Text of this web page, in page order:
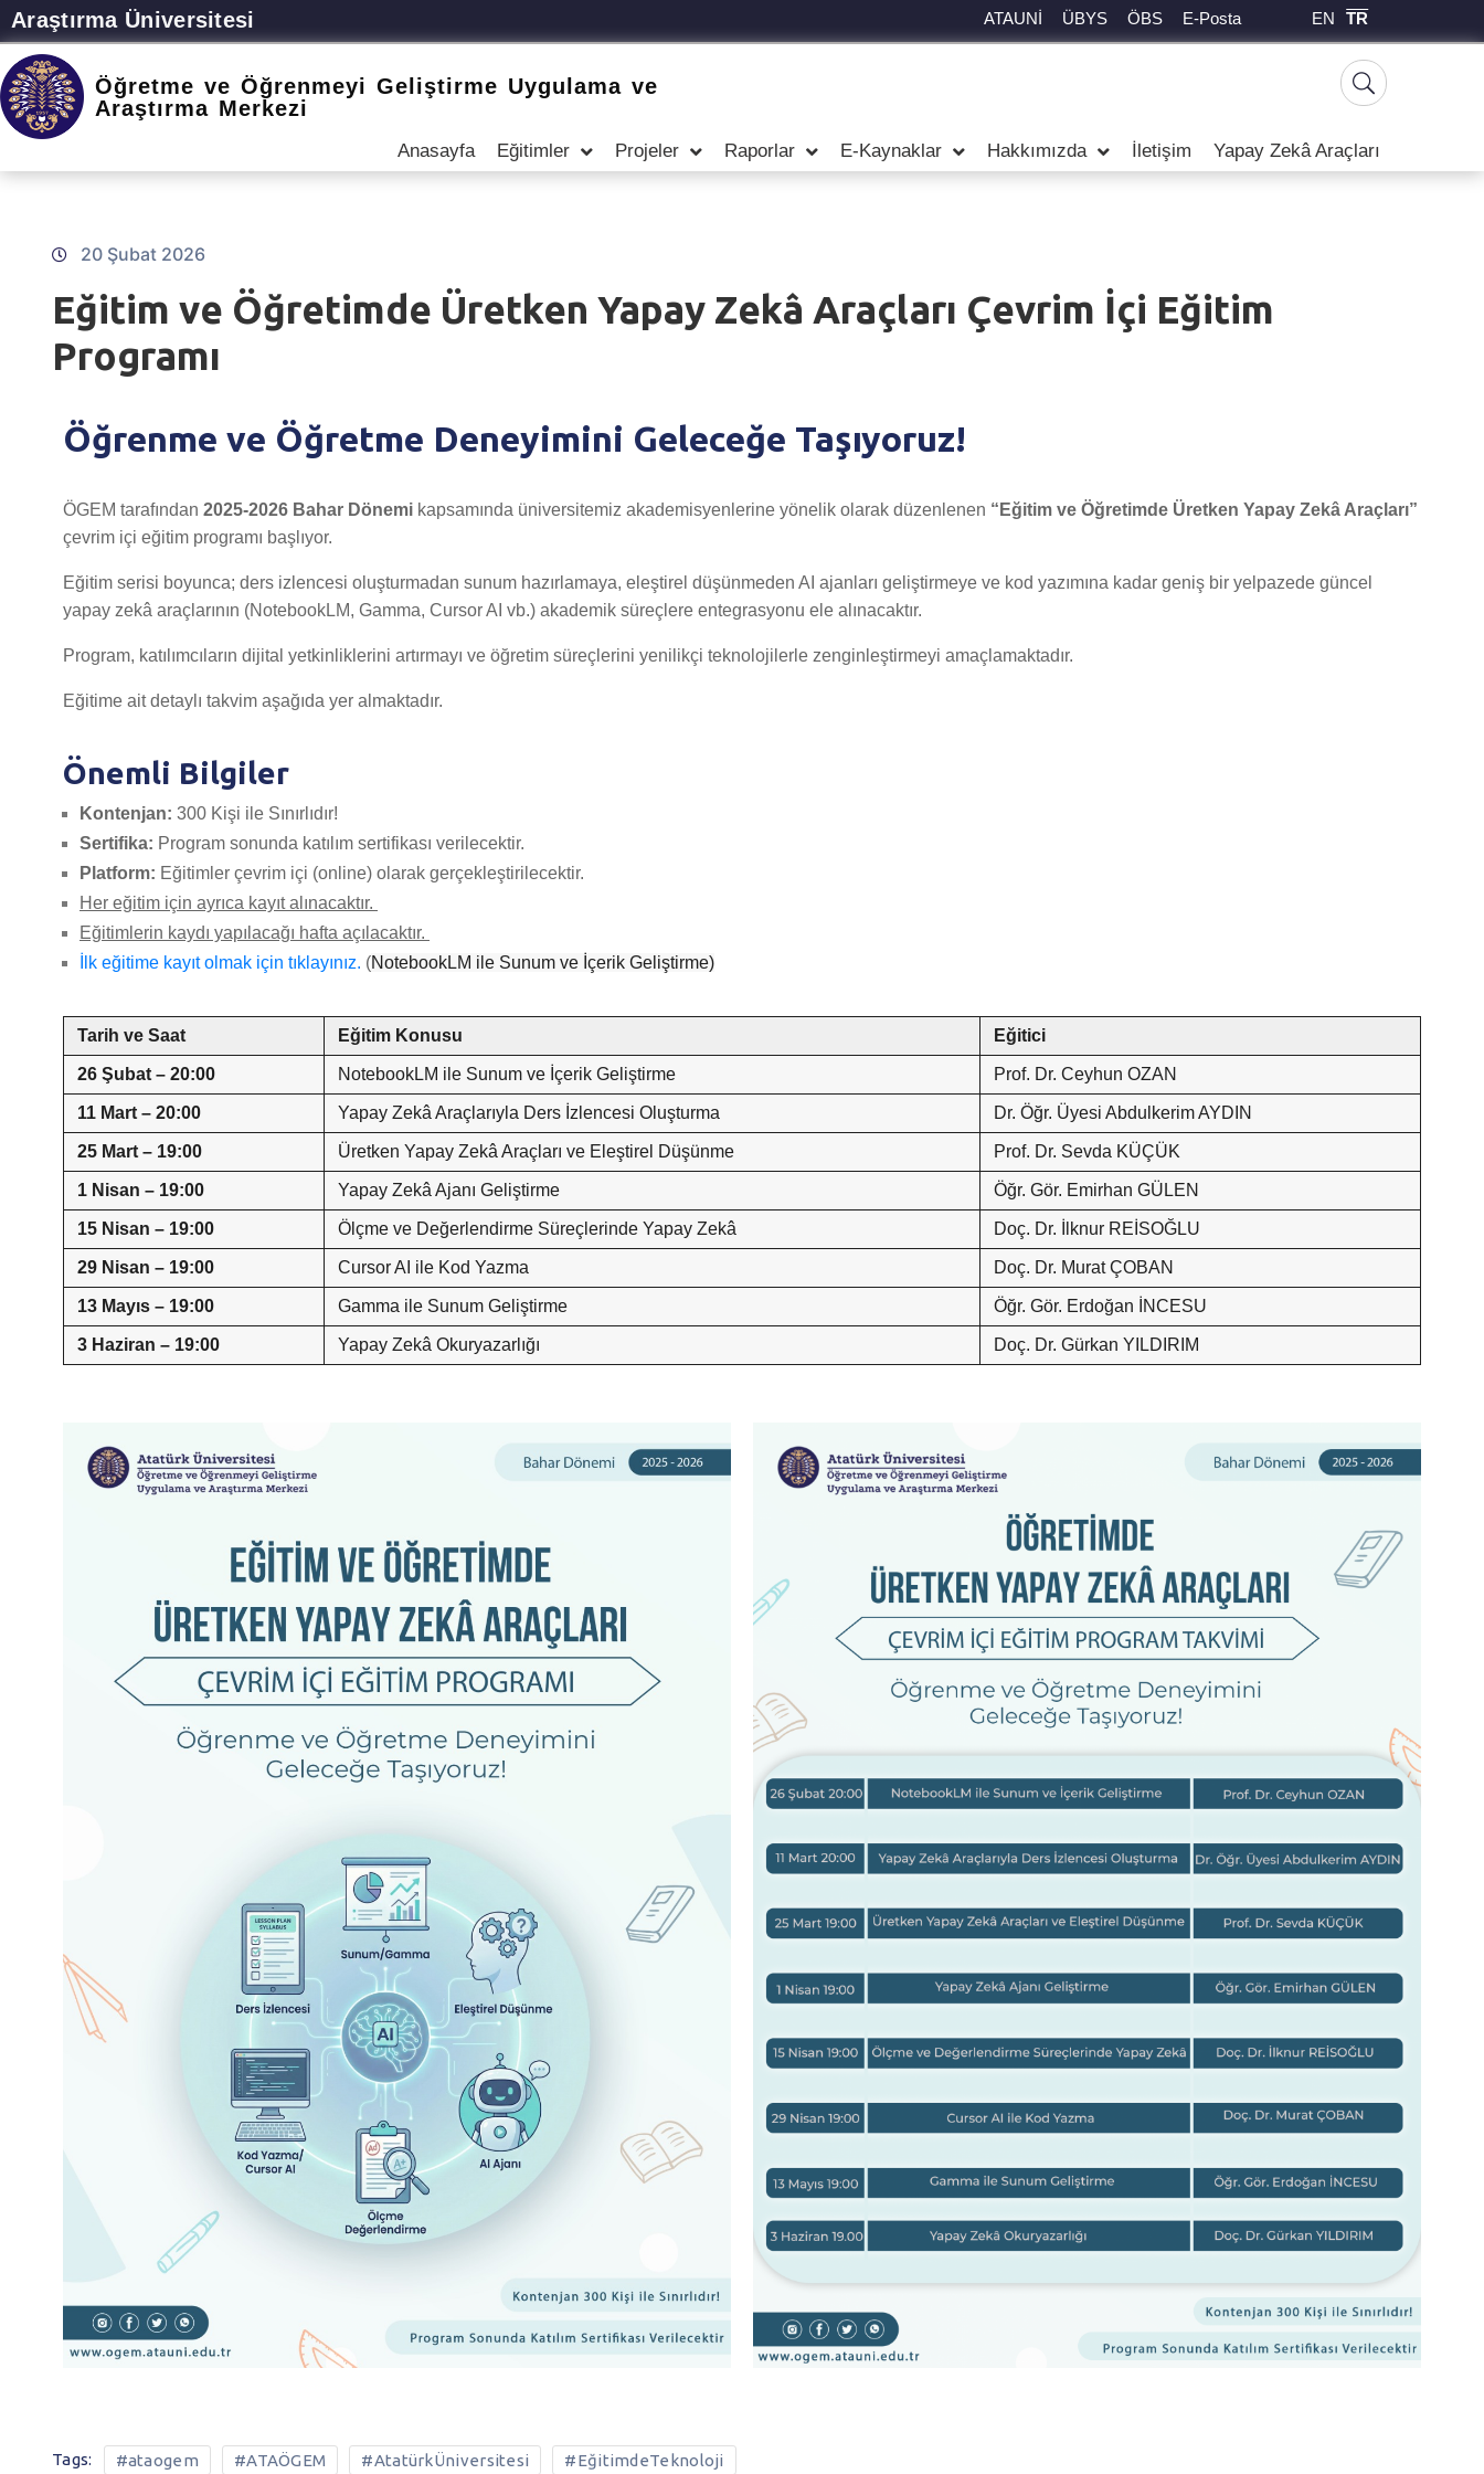
Araştırma Üniversitesi ATAUNİ ÜBYS ÖBS E-Posta EN TR
Öğretme ve Öğrenmeyi Geliştirme Uygulama ve
Araştırma Merkezi
Anasayfa Eğitimler Projeler Raporlar E-Kaynaklar Hakkımızda İletişim Yapay Zekâ Araçları
20 Şubat 2026
Eğitim ve Öğretimde Üretken Yapay Zekâ Araçları Çevrim İçi Eğitim
Programı
Öğrenme ve Öğretme Deneyimini Geleceğe Taşıyoruz!
ÖGEM tarafından 2025-2026 Bahar Dönemi kapsamında üniversitemiz akademisyenlerine yönelik olarak düzenlenen “Eğitim ve Öğretimde Üretken Yapay Zekâ Araçları”
çevrim içi eğitim programı başlıyor.
Eğitim serisi boyunca; ders izlencesi oluşturmadan sunum hazırlamaya, eleştirel düşünmeden AI ajanları geliştirmeye ve kod yazımına kadar geniş bir yelpazede güncel
yapay zekâ araçlarının (NotebookLM, Gamma, Cursor AI vb.) akademik süreçlere entegrasyonu ele alınacaktır.
Program, katılımcıların dijital yetkinliklerini artırmayı ve öğretim süreçlerini yenilikçi teknolojilerle zenginleştirmeyi amaçlamaktadır.
Eğitime ait detaylı takvim aşağıda yer almaktadır.
Önemli Bilgiler
Kontenjan: 300 Kişi ile Sınırlıdır!
Sertifika: Program sonunda katılım sertifikası verilecektir.
Platform: Eğitimler çevrim içi (online) olarak gerçekleştirilecektir.
Her eğitim için ayrıca kayıt alınacaktır.
Eğitimlerin kaydı yapılacağı hafta açılacaktır.
İlk eğitime kayıt olmak için tıklayınız. (NotebookLM ile Sunum ve İçerik Geliştirme)
Tarih ve Saat Eğitim Konusu Eğitici
26 Şubat – 20:00 NotebookLM ile Sunum ve İçerik Geliştirme Prof. Dr. Ceyhun OZAN
11 Mart – 20:00 Yapay Zekâ Araçlarıyla Ders İzlencesi Oluşturma Dr. Öğr. Üyesi Abdulkerim AYDIN
25 Mart – 19:00 Üretken Yapay Zekâ Araçları ve Eleştirel Düşünme Prof. Dr. Sevda KÜÇÜK
1 Nisan – 19:00 Yapay Zekâ Ajanı Geliştirme Öğr. Gör. Emirhan GÜLEN
15 Nisan – 19:00 Ölçme ve Değerlendirme Süreçlerinde Yapay Zekâ Doç. Dr. İlknur REİSOĞLU
29 Nisan – 19:00 Cursor AI ile Kod Yazma Doç. Dr. Murat ÇOBAN
13 Mayıs – 19:00 Gamma ile Sunum Geliştirme Öğr. Gör. Erdoğan İNCESU
3 Haziran – 19:00 Yapay Zekâ Okuryazarlığı Doç. Dr. Gürkan YILDIRIM
Tags: #ataogem #ATAÖGEM #AtatürkÜniversitesi #EğitimdeTeknoloji